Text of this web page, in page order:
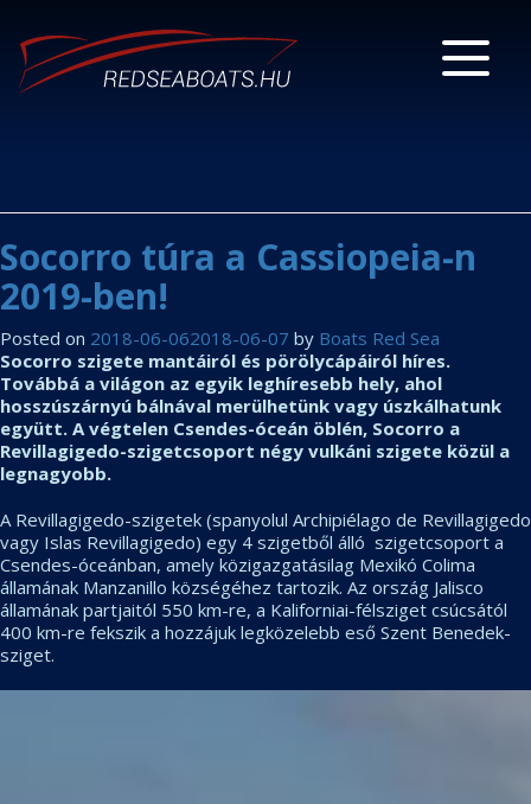
Socorro túra a Cassiopeia-n
2019-ben!
Posted on 2018-06-062018-06-07 by Boats Red Sea
Socorro szigete mantáiról és pörölycápáiról híres.
Továbbá a világon az egyik leghíresebb hely, ahol
hosszúszárnyú bálnával merülhetünk vagy úszkálhatunk
együtt. A végtelen Csendes-óceán öblén, Socorro a
Revillagigedo-szigetcsoport négy vulkáni szigete közül a
legnagyobb.
A Revillagigedo-szigetek (spanyolul Archipiélago de Revillagigedo
vagy Islas Revillagigedo) egy 4 szigetből álló szigetcsoport a
Csendes-óceánban, amely közigazgatásilag Mexikó Colima
államának Manzanillo községéhez tartozik. Az ország Jalisco
államának partjaitól 550 km-re, a Kaliforniai-félsziget csúcsától
400 km-re fekszik a hozzájuk legközelebb eső Szent Benedek-
sziget.